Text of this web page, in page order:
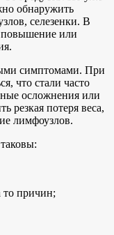
обнаружить
селезенки. В
повышение или
симптомами. При
что стали часто
осложнения или
резкая потеря веса,
лимфоузлов.
то причин;